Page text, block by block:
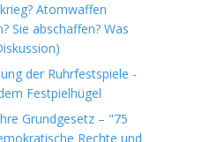
Atomwaffen
Sie abschaffen? Was
der Ruhrfestspiele -
Festpielhügel
Grundgesetz – "75
Rechte und